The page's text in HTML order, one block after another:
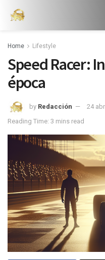
Home Lifestyle
Speed Racer:
época
by Redacción
24
Reading Time: 3 mins read